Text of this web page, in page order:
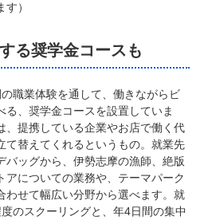
）
る奨学金コースも
職業体験を通して、働きながらビ
る、奨学金コースを設置していま
、提携している企業やお店で働く代
て替えてくれるというもの。就業先
バッグから、伊勢志摩の漁師、絶版
アについての業務や、テーマパーク
わせて幅広い分野から選べます。就
のスクーリングと、年4日間の集中